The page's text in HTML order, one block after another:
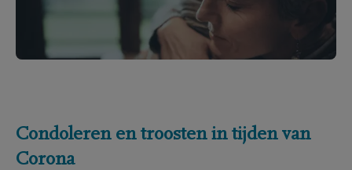
Condoleren en troosten in tijden van
Corona